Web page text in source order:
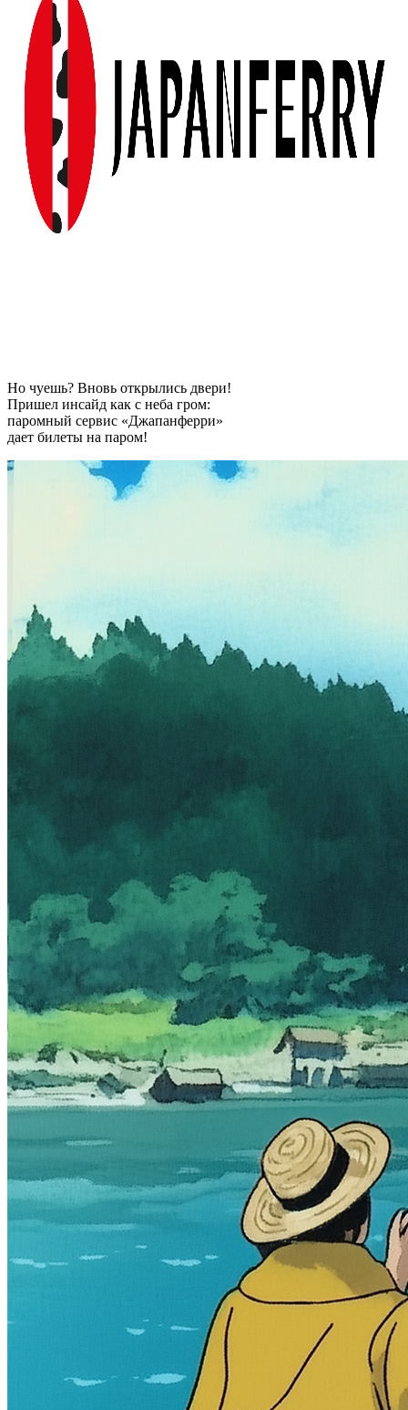
Но чуешь? Вновь открылись двери!
Пришел инсайд как с неба гром:
паромный сервис «Джапанферри»
дает билеты на паром!